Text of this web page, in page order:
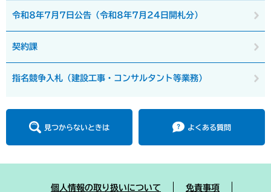
令和8年7月7日公告（令和8年7月24日開札分）
契約課
指名競争入札（建設工事・コンサルタント等業務）
見つからないときは よくある質問
個人情報の取り扱いについて 免責事項